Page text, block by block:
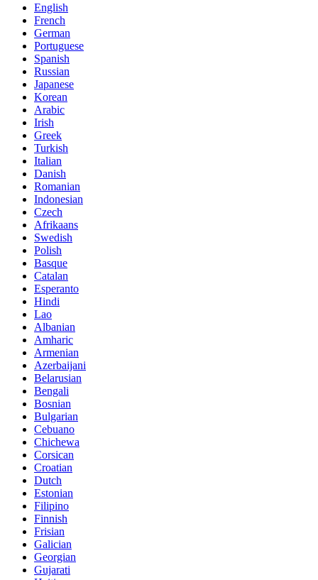
English
French
German
Portuguese
Spanish
Russian
Japanese
Korean
Arabic
Irish
Greek
Turkish
Italian
Danish
Romanian
Indonesian
Czech
Afrikaans
Swedish
Polish
Basque
Catalan
Esperanto
Hindi
Lao
Albanian
Amharic
Armenian
Azerbaijani
Belarusian
Bengali
Bosnian
Bulgarian
Cebuano
Chichewa
Corsican
Croatian
Dutch
Estonian
Filipino
Finnish
Frisian
Galician
Georgian
Gujarati